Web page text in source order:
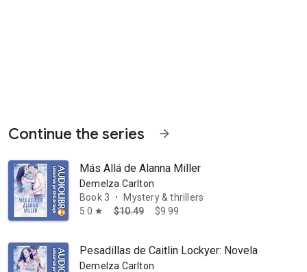
ansían venganza... Ni se enamoran del hombre que me salvó.
Continue the series arrow_forward
Más Allá de Alanna Miller
Demelza Carlton
Book 3
•
Mystery & thrillers
5.0 star $10.49 $9.99
Pesadillas de Caitlin Lockyer: Novela
Demelza Carlton